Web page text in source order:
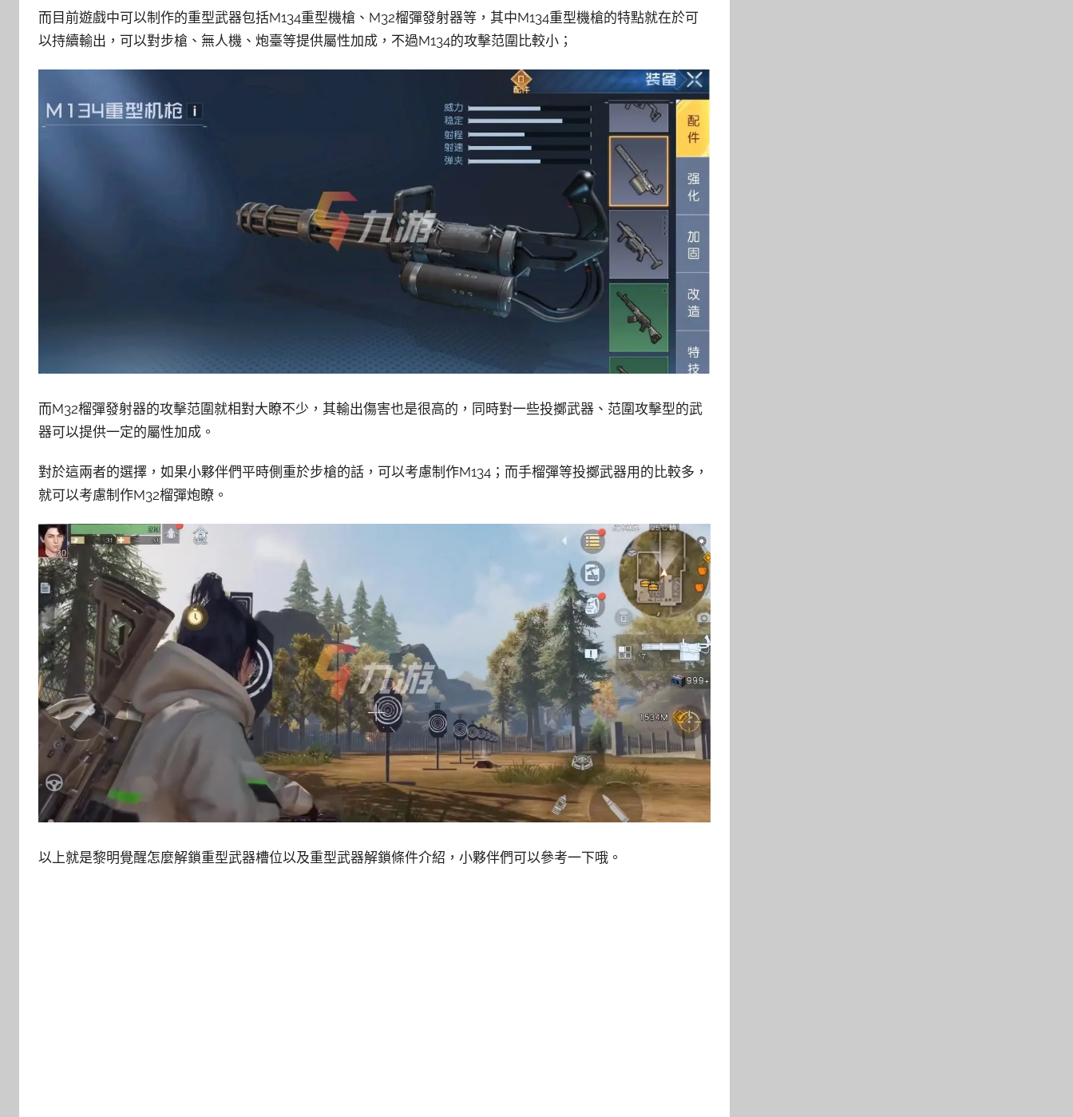
而目前遊戲中可以制作的重型武器包括M134重型機槍、M32榴彈發射器等，其中M134重型機槍的特點就在於可
以持續輸出，可以對步槍、無人機、炮臺等提供屬性加成，不過M134的攻擊范圍比較小；
而M32榴彈發射器的攻擊范圍就相對大瞭不少，其輸出傷害也是很高的，同時對一些投擲武器、范圍攻擊型的武
器可以提供一定的屬性加成。
對於這兩者的選擇，如果小夥伴們平時側重於步槍的話，可以考慮制作M134；而手榴彈等投擲武器用的比較多，
就可以考慮制作M32榴彈炮瞭。
以上就是黎明覺醒怎麼解鎖重型武器槽位以及重型武器解鎖條件介紹，小夥伴們可以參考一下哦。